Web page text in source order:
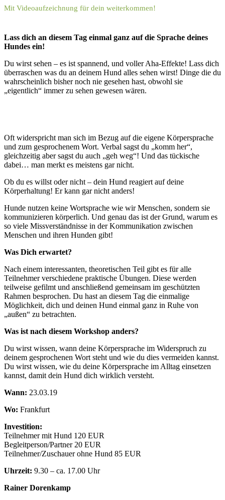
Mit Videoaufzeichnung für dein weiterkommen!
Lass dich an diesem Tag einmal ganz auf die Sprache deines
Hundes ein!
Du wirst sehen – es ist spannend, und voller Aha-Effekte! Lass dich
überraschen was du an deinem Hund alles sehen wirst! Dinge die du
wahrscheinlich bisher noch nie gesehen hast, obwohl sie
„eigentlich“ immer zu sehen gewesen wären.
Oft widerspricht man sich im Bezug auf die eigene Körpersprache
und zum gesprochenem Wort. Verbal sagst du „komm her“,
gleichzeitig aber sagst du auch „geh weg“! Und das tückische
dabei… man merkt es meistens gar nicht.
Ob du es willst oder nicht – dein Hund reagiert auf deine
Körperhaltung! Er kann gar nicht anders!
Hunde nutzen keine Wortsprache wie wir Menschen, sondern sie
kommunizieren körperlich. Und genau das ist der Grund, warum es
so viele Missverständnisse in der Kommunikation zwischen
Menschen und ihren Hunden gibt!
Was Dich erwartet?
Nach einem interessanten, theoretischen Teil gibt es für alle
Teilnehmer verschiedene praktische Übungen. Diese werden
teilweise gefilmt und anschließend gemeinsam im geschützten
Rahmen besprochen. Du hast an diesem Tag die einmalige
Möglichkeit, dich und deinen Hund einmal ganz in Ruhe von
„außen“ zu betrachten.
Was ist nach diesem Workshop anders?
Du wirst wissen, wann deine Körpersprache im Widerspruch zu
deinem gesprochenen Wort steht und wie du dies vermeiden kannst.
Du wirst wissen, wie du deine Körpersprache im Alltag einsetzen
kannst, damit dein Hund dich wirklich versteht.
Wann: 23.03.19
Wo: Frankfurt
Investition:
Teilnehmer mit Hund 120 EUR
Begleitperson/Partner 20 EUR
Teilnehmer/Zuschauer ohne Hund 85 EUR
Uhrzeit: 9.30 – ca. 17.00 Uhr
Rainer Dorenkamp